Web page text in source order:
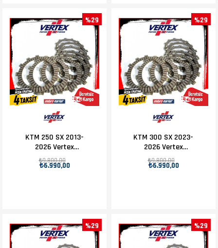
KTM 250 SX 2013-
2026 Vertex
Debriyaj Balatası
Set
₺6.990,00
₺9.800,00
%29
KTM 300 SX 2023-
2026 Vertex
Debriyaj Balatası
Set
₺6.990,00
₺9.800,00
%29
%29 %29